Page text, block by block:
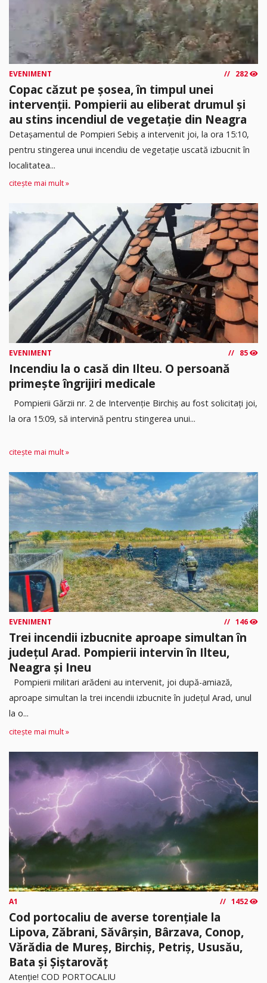
EVENIMENT 282
Copac căzut pe șosea, în timpul unei
intervenții. Pompierii au eliberat drumul și
au stins incendiul de vegetație din Neagra
Detașamentul de Pompieri Sebiș a intervenit joi, la ora 15:10,
pentru stingerea unui incendiu de vegetație uscată izbucnit în
localitatea...
citește mai mult »
EVENIMENT 85
Incendiu la o casă din Ilteu. O persoană
primește îngrijiri medicale
Pompierii Gărzii nr. 2 de Intervenție Birchiș au fost solicitați joi,
la ora 15:09, să intervină pentru stingerea unui...
citește mai mult »
EVENIMENT 146
Trei incendii izbucnite aproape simultan în
județul Arad. Pompierii intervin în Ilteu,
Neagra și Ineu
Pompierii militari arădeni au intervenit, joi după-amiază,
aproape simultan la trei incendii izbucnite în județul Arad, unul
la o...
citește mai mult »
A1 1452
Cod portocaliu de averse torențiale la
Lipova, Zăbrani, Săvârșin, Bârzava, Conop,
Vărădia de Mureș, Birchiș, Petriș, Ususău,
Bata și Șiștarovăț
Atenție! COD PORTOCALIU